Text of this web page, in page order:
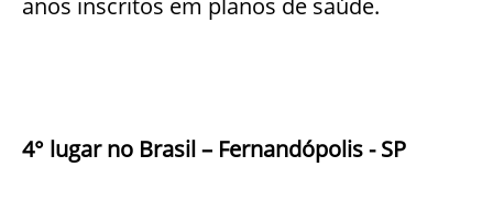
4° lugar no Brasil – Fernandópolis - SP